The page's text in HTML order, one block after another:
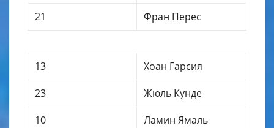
21 Фран Перес
13
Хоан Гарсия
23
Жюль Кунде
10
Ламин Ямаль